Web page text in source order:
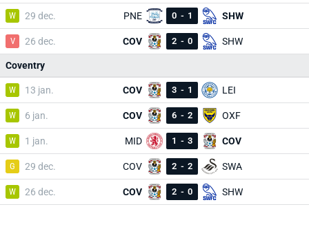
W 29 dec. PNE 0 - 1 SHW
V 26 dec. COV 2 - 0 SHW
Coventry
W 13 jan. COV 3 - 1 LEI
W 6 jan. COV 6 - 2 OXF
W 1 jan. MID 1 - 3 COV
G 29 dec. COV 2 - 2 SWA
W 26 dec. COV 2 - 0 SHW